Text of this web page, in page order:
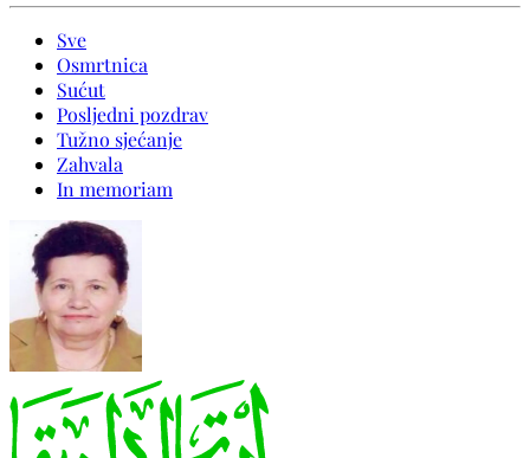
Sve
Osmrtnica
Sućut
Posljedni pozdrav
Tužno sjećanje
Zahvala
In memoriam